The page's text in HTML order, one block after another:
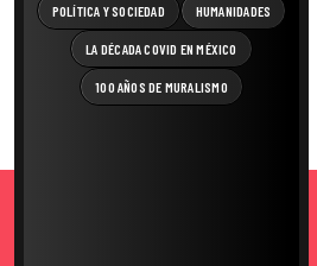
POLÍTICA Y SOCIEDAD HUMANIDADES
LA DÉCADA COVID EN MÉXICO
100 AÑOS DE MURALISMO